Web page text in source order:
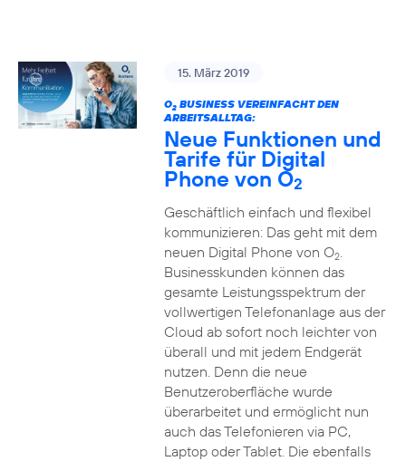
15. März 2019
O2BUSINESS VEREINFACHT DEN
ARBEITSALLTAG:
Neue Funktionen und
Tarife für Digital
Phone von O2
Geschäftlich einfach und flexibel
kommunizieren: Das geht mit dem
neuen Digital Phone von O2.
Businesskunden können das
gesamte Leistungsspektrum der
vollwertigen Telefonanlage aus der
Cloud ab sofort noch leichter von
überall und mit jedem Endgerät
nutzen. Denn die neue
Benutzeroberfläche wurde
überarbeitet und ermöglicht nun
auch das Telefonieren via PC,
Laptop oder Tablet. Die ebenfalls